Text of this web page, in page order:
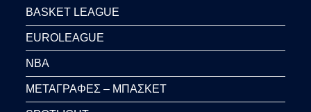
BASKET LEAGUE
EUROLEAGUE
NBA
ΜΕΤΑΓΡΑΦΕΣ – ΜΠΑΣΚΕΤ